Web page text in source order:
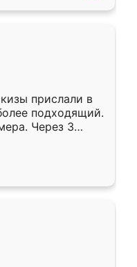
прислали в
подходящий.
Через 3
Остались
Ренессанс